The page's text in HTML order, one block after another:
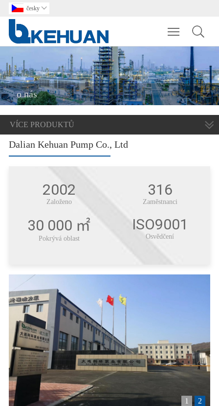
česky 
Toggle
o nás
VÍCE PRODUKTŮ
Dalian Kehuan Pump Co., Ltd
2002
Založeno
316
Zaměstnanci
30 000 ㎡
Pokrývá oblast
ISO9001
Osvědčení
1 2